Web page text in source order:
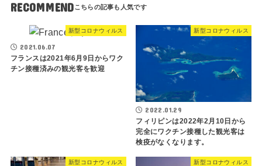
RECOMMEND
新型コロナウィルス
2021.06.07
フランスは2021年6月9日からワク
チン接種済みの観光客を歓迎
新型コロナウィルス
2022.01.29
フィリピンは2022年2月10日から
完全にワクチン接種した観光客は
検疫がなくなります。
新型コロナウィルス 新型コロナウィルス